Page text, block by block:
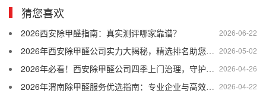
猜您喜欢
2026-06-22
2026西安除甲醛指南：真实测评哪家靠谱？
2026-05-02
2026年西安除甲醛公司实力大揭秘，精选排名助您安心入住
2026-04-26
2026年必看！西安除甲醛公司四季上门治理，守护全家健康呼吸
2026-04-22
2026年渭南除甲醛服务优选指南：专业企业与高效治理方案解析